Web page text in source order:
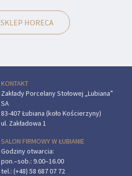
SKLEP HORECA
KONTAKT
Zakłady Porcelany Stołowej „Lubiana”
SA
83-407 Łubiana (koło Kościerzyny)
ul. Zakładowa 1
SALON FIRMOWY W ŁUBIANIE
Godziny otwarcia:
pon.–sob.: 9.00–16.00
tel.: (+48) 58 687 07 72